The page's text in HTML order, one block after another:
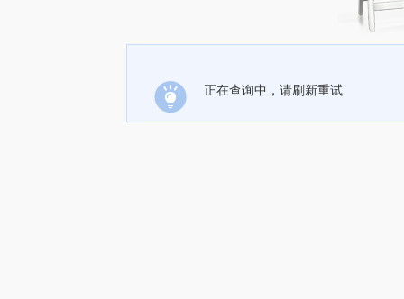
正在查询中，请刷新重试